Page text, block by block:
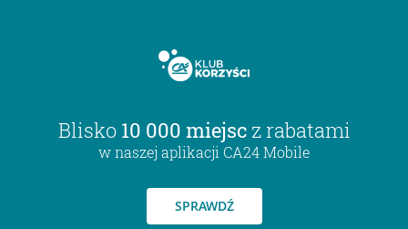
Blisko 10 000 miejsc z rabatami
w naszej aplikacji CA24 Mobile
SPRAWDŹ